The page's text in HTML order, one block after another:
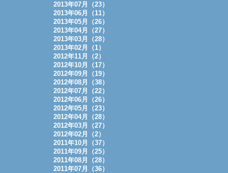
2013年07月（23）
2013年06月（11）
2013年05月（26）
2013年04月（27）
2013年03月（28）
2013年02月（1）
2012年11月（2）
2012年10月（17）
2012年09月（19）
2012年08月（38）
2012年07月（22）
2012年06月（26）
2012年05月（23）
2012年04月（28）
2012年03月（27）
2012年02月（2）
2011年10月（37）
2011年09月（25）
2011年08月（28）
2011年07月（36）